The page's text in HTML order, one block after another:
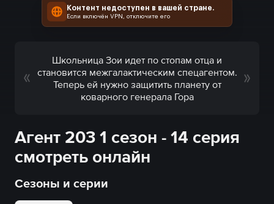
Контент недоступен в вашей стране.
Если включён VPN, отключите его
Школьница Зои идет по стопам отца и
становится межгалактическим спецагентом.
Теперь ей нужно защитить планету от
коварного генерала Гора
Агент 203 1 сезон - 14 серия
смотреть онлайн
Сезоны и серии